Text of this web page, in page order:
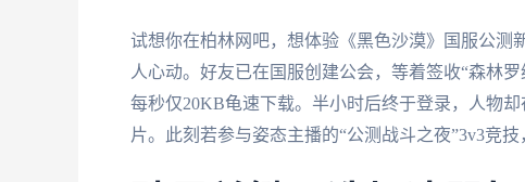
试想你在柏林网吧，想体验《黑色沙漠》国服公测
人心动。好友已在国服创建公会，等着签收“森林
每秒仅20KB龟速下载。半小时后终于登录，人物
片。此刻若参与姿态主播的“公测战斗之夜”3v3竞技